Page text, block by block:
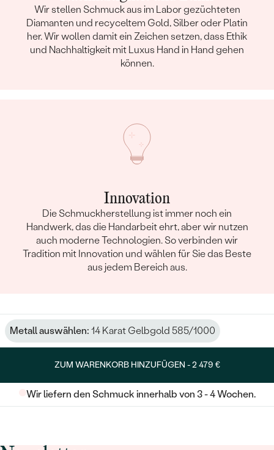
Wir stellen Schmuck aus im Labor gezüchteten
Diamanten und recyceltem Gold, Silber oder Platin
her. Wir wollen damit ein Zeichen setzen, dass Ethik
und Nachhaltigkeit mit Luxus Hand in Hand gehen
können.
Innovation
Die Schmuckherstellung ist immer noch ein
Handwerk, das die Handarbeit ehrt, aber wir nutzen
auch moderne Technologien. So verbinden wir
Tradition mit Innovation und wählen für Sie das Beste
aus jedem Bereich aus.
Metall auswählen: 14 Karat Gelbgold 585/1000
ZUM WARENKORB HINZUFÜGEN -2 479 €
Wir liefern den Schmuck innerhalb von 3 - 4 Wochen.